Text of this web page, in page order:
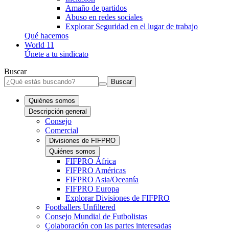
Amaño de partidos
Abuso en redes sociales
Explorar Seguridad en el lugar de trabajo
Qué hacemos
World 11
Únete a tu sindicato
Buscar
Buscar
Quiénes somos
Descripción general
Consejo
Comercial
Divisiones de FIFPRO
Quiénes somos
FIFPRO África
FIFPRO Américas
FIFPRO Asia/Oceanía
FIFPRO Europa
Explorar Divisiones de FIFPRO
Footballers Unfiltered
Consejo Mundial de Futbolistas
Colaboración con las partes interesadas